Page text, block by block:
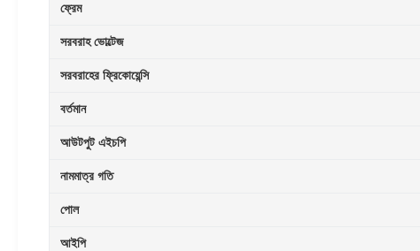
ফ্রেম
সরবরাহ ভোল্টেজ
সরবরাহের ফ্রিকোয়েন্সি
বর্তমান
আউটপুট এইচপি
নামমাত্র গতি
পোল
আইপি